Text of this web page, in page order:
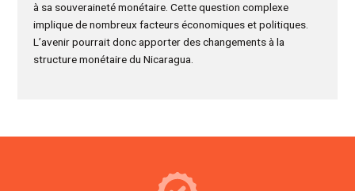
à sa souveraineté monétaire. Cette question complexe
implique de nombreux facteurs économiques et politiques.
L’avenir pourrait donc apporter des changements à la
structure monétaire du Nicaragua.